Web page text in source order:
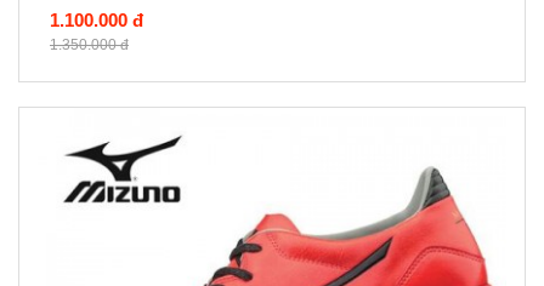
1.100.000 đ
1.350.000 đ